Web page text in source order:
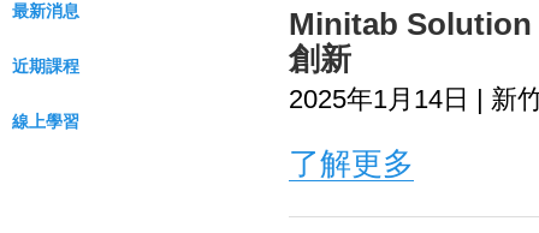
最新消息
近期課程
線上學習
Minitab Solution
創新
2025年1月14日 | 新
了解更多